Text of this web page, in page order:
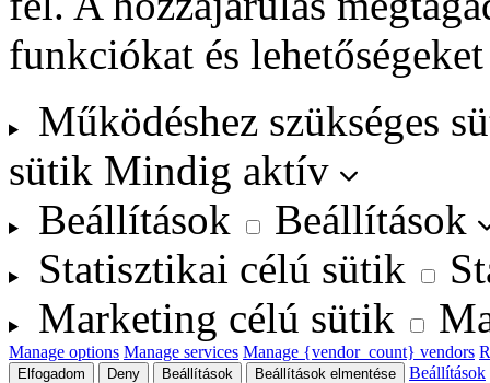
funkciókat és
Működéshez szükséges
sütik Mindig aktív
Beállítások
Beállítások
Statisztikai célú sütik
Marketing célú sütik
Manage options Manage services Manage {vendor_count} vendors
Elfogadom Deny Beállítások Beállítások elmentése
Beállítások